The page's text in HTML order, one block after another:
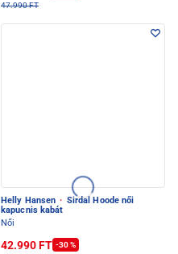
47.990 FT
Helly Hansen · Sirdal Hoode női
kapucnis kabát
Női
42.990 FT -30 %